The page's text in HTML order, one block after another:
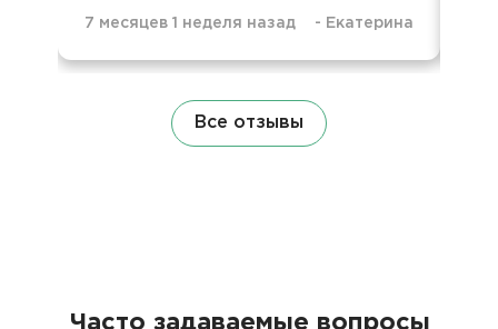
7 месяцев 1 неделя назад - Екатерина
Все отзывы
Часто задаваемые вопросы